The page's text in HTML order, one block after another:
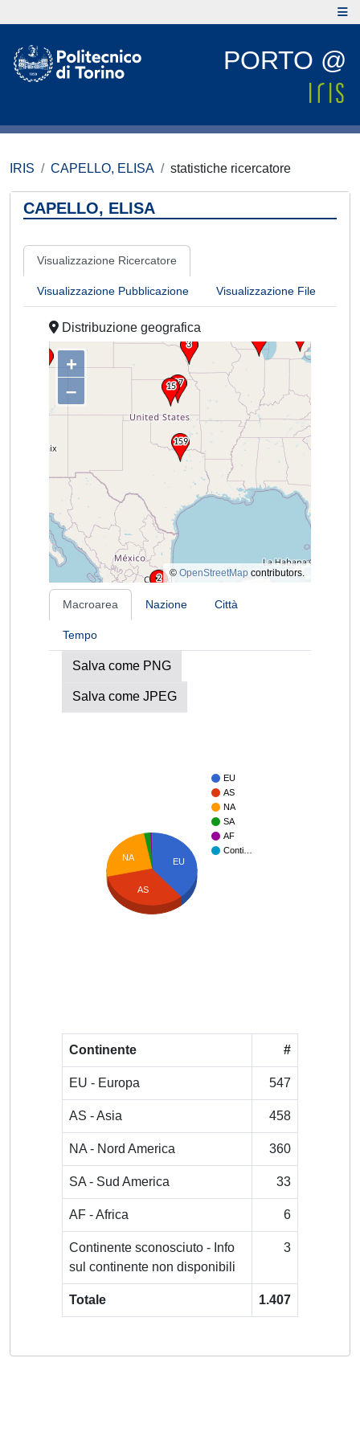
PORTO @
IRIS CAPELLO, ELISA statistiche ricercatore
CAPELLO, ELISA
Visualizzazione Ricercatore
Visualizzazione Pubblicazione Visualizzazione File
Distribuzione geografica
+
–
© OpenStreetMap contributors.
Macroarea Nazione Città
Tempo
Salva come PNG
Salva come JPEG
EU
AS
NA
SA
AF
Conti…
EU
NA
AS
Continente #
EU - Europa 547
AS - Asia 458
NA - Nord America 360
SA - Sud America 33
AF - Africa 6
Continente sconosciuto - Info
sul continente non disponibili
3
Totale 1.407